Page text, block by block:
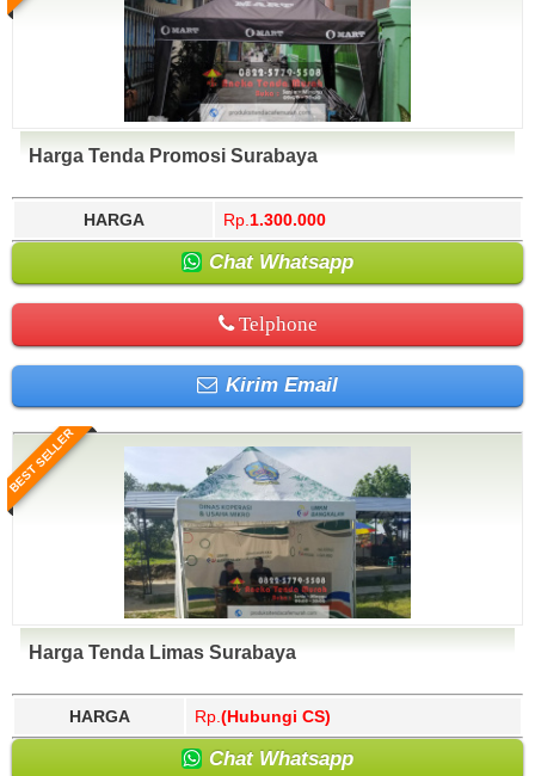
Harga Tenda Promosi Surabaya
HARGA Rp. 1.300.000
Chat Whatsapp
Telphone
Kirim Email
BEST SELLER
Harga Tenda Limas Surabaya
HARGA Rp. (Hubungi CS)
Chat Whatsapp